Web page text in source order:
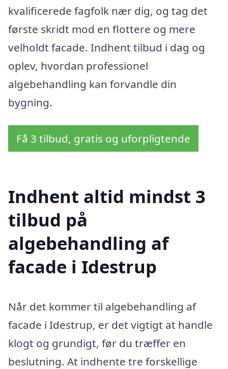
kvalificerede fagfolk nær dig, og tag det
første skridt mod en flottere og mere
velholdt facade. Indhent tilbud i dag og
oplev, hvordan professionel
algebehandling kan forvandle din
bygning.
Få 3 tilbud, gratis og uforpligtende
Indhent altid mindst 3
tilbud på
algebehandling af
facade i Idestrup
Når det kommer til algebehandling af
facade i Idestrup, er det vigtigt at handle
klogt og grundigt, før du træffer en
beslutning. At indhente tre forskellige